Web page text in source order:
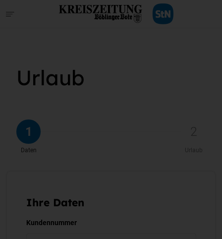
Urlaub
1
Daten
2
Urlaub
Ihre Daten
Kundennummer